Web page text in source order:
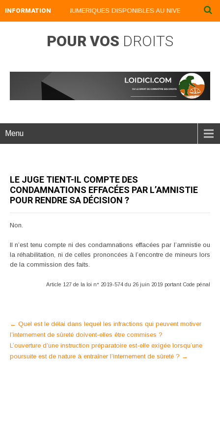
INFORMATION
NOS LIVRES NUMERIQUES DISPONIBLES AU NIVEAU DU
POUR VOS DROITS
Menu
LE JUGE TIENT-IL COMPTE DES
CONDAMNATIONS EFFACÉES PAR L’AMNISTIE
POUR RENDRE SA DÉCISION ?
Non.
Il n’est tenu compte ni des condamnations effacées par l’amnistie ou
la réhabilitation, ni de celles prononcées à l’encontre de mineurs lors
de la commission des faits.
Article 127 de la loi n° 2019-574 du 26 juin 2019 portant Code pénal
Post
navigation
← Quel est le délai dans lequel les infractions qui peuvent motiver
l’internement de sûreté doivent-elles être commises ?
L’ouverture d’une instruction préparatoire est-elle exigée lorsqu’une
poursuite est de nature à entraîner l’internement de sûreté ? →